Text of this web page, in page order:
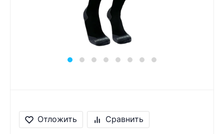
Отложить Сравнить
Введите правильный